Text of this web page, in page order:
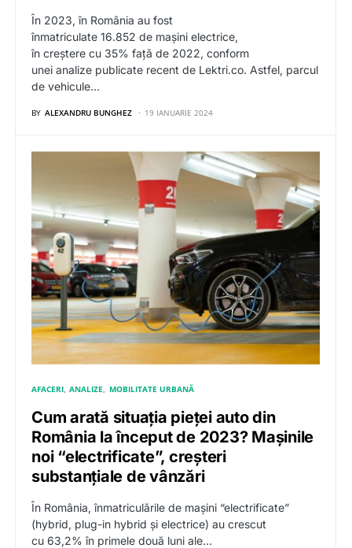
În 2023, în România au fost
înmatriculate 16.852 de mașini electrice,
în creștere cu 35% față de 2022, conform
unei analize publicate recent de Lektri.co. Astfel, parcul
de vehicule…
BY ALEXANDRU BUNGHEZ 19 IANUARIE 2024
AFACERI ANALIZE MOBILITATE URBANĂ
Cum arată situația pieței auto din
România la început de 2023? Mașinile
noi “electrificate”, creșteri
substanțiale de vânzări
În România, înmatriculările de mașini “electrificate”
(hybrid, plug-in hybrid și electrice) au crescut
cu 63,2% în primele două luni ale…